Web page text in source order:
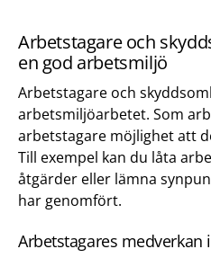
Arbetstagare och
en god arbetsmiljö
Arbetstagare och
arbetsmiljöarbetet. Som
arbetstagare möjlighet att
Till exempel kan du låta
åtgärder eller lämna
har genomfört.
Arbetstagares